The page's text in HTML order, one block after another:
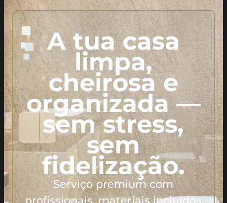
A tua casa
limpa,
cheirosa e
organizada —
sem stress,
sem
fidelização.
Serviço premium com
profissionais, materiais incluídos